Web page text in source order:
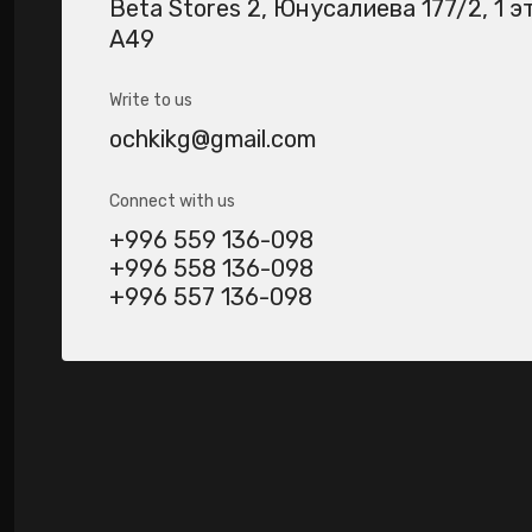
Beta Stores 2​, Юнусалиева 177/2, 1
А49
Write to us
ochkikg@gmail.com
Connect with us
+996 559 136-098
+996 558 136-098
+996 557 136-098